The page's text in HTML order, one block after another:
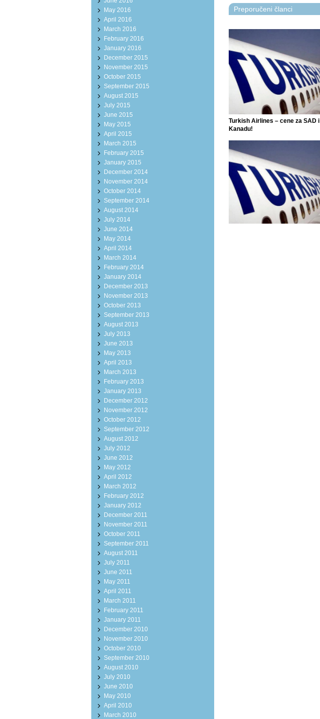
Preporučeni članci
Turkish Airlines – cene za SAD i
Kanadu!
May 2016
April 2016
March 2016
February 2016
January 2016
December 2015
November 2015
October 2015
September 2015
August 2015
July 2015
June 2015
May 2015
April 2015
March 2015
February 2015
January 2015
December 2014
November 2014
October 2014
September 2014
August 2014
July 2014
June 2014
May 2014
April 2014
March 2014
February 2014
January 2014
December 2013
November 2013
October 2013
September 2013
August 2013
July 2013
June 2013
May 2013
April 2013
March 2013
February 2013
January 2013
December 2012
November 2012
October 2012
September 2012
August 2012
July 2012
June 2012
May 2012
April 2012
March 2012
February 2012
January 2012
December 2011
November 2011
October 2011
September 2011
August 2011
July 2011
June 2011
May 2011
April 2011
March 2011
February 2011
January 2011
December 2010
November 2010
October 2010
September 2010
August 2010
July 2010
June 2010
May 2010
April 2010
March 2010